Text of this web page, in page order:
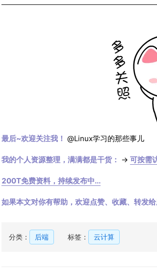
最后~欢迎关注我！ @Linux学习的那些事儿
我的个人资源整理，满满都是干货： → 可按需
200T免费资料，持续发布中...
如果本文对你有帮助，欢迎点赞、收藏、转发
分类： 后端 标签： 云计算